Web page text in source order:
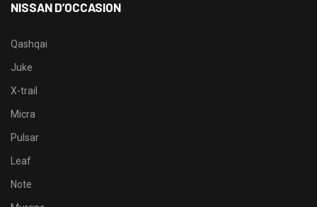
NISSAN D’OCCASION
Qashqai
Juke
X-trail
Micra
Pulsar
Leaf
Note